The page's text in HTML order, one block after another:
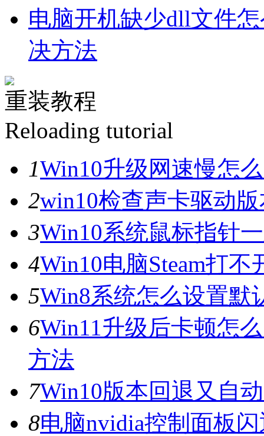
电脑开机缺少dll文件
决方法
重装教程
Reloading tutorial
1Win10升级网速慢怎
2win10检查声卡驱动
3Win10系统鼠标指针
4Win10电脑Steam打
5Win8系统怎么设置默
6Win11升级后卡顿怎
方法
7Win10版本回退又自
8电脑nvidia控制面板